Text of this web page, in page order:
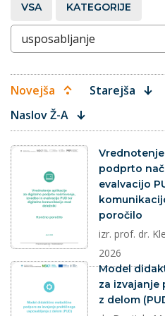
VSA KATEGORIJE
Vnesite ključne besede
Novejša Starejša
Naslov Ž-A
dokument
podprto
evalvacijo
poročilo
izr. prof. dr.
2026
dokument
Model
za izvajanje
z delom